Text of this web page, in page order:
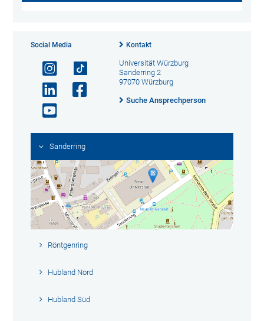
Social Media Kontakt
Universität Würzburg
Sanderring 2
97070 Würzburg
Suche Ansprechperson
Sanderring
Röntgenring
Hubland Nord
Hubland Süd